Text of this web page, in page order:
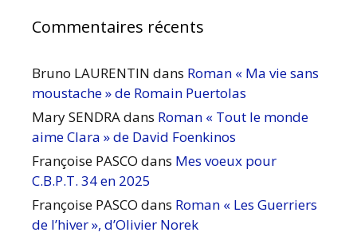
Commentaires récents
Bruno LAURENTIN dans Roman « Ma vie sans
moustache » de Romain Puertolas
Mary SENDRAdans Roman « Tout le monde
aime Clara » de David Foenkinos
Françoise PASCO dans Mes voeux pour
C.B.P.T. 34 en 2025
Françoise PASCO dans Roman « Les Guerriers
de l’hiver », d’Olivier Norek